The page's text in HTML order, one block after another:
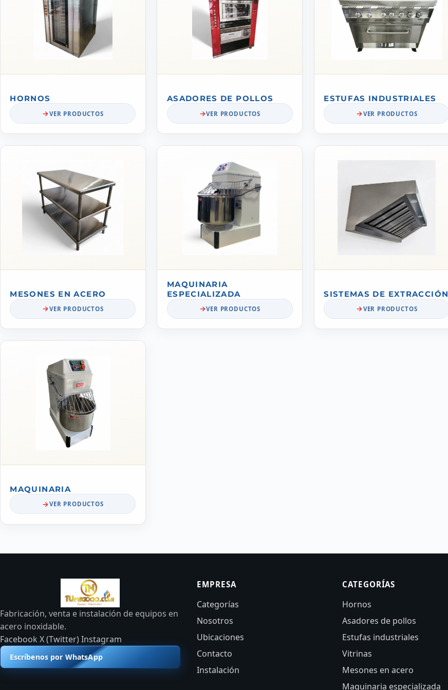
HORNOS
VER PRODUCTOS
ASADORES DE POLLOS
VER PRODUCTOS
ESTUFAS INDUSTRIALES
VER PRODUCTOS
MESONES EN ACERO
VER PRODUCTOS
MAQUINARIA
ESPECIALIZADA
VER PRODUCTOS
SISTEMAS DE EXTRACCIÓN
VER PRODUCTOS
MAQUINARIA
VER PRODUCTOS
Fabricación, venta e instalación de equipos en
acero inoxidable.
FacebookX (Twitter)Instagram
Escríbenos por WhatsApp
EMPRESA
Categorías
Nosotros
Ubicaciones
Contacto
Instalación
CATEGORÍAS
Hornos
Asadores de pollos
Estufas industriales
Vitrinas
Mesones en acero
Maquinaria especializada